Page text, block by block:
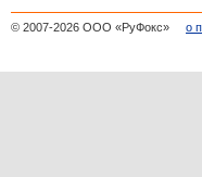
© 2007-2026 ООО «РуФокс» о